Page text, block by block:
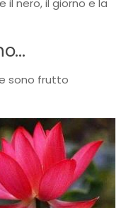
il nero, il giorno e la
sono frutto